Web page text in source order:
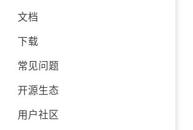
文档
下载
常见问题
开源生态
用户社区